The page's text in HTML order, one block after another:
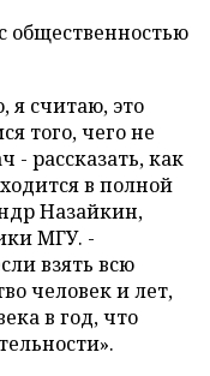
общественностью
я считаю, это
того, чего не
- рассказать, как
в полной
Назайкин,
МГУ. -
взять всю
человек и лет,
в год, что